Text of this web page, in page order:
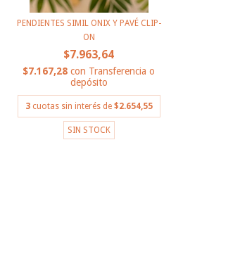
PENDIENTES SIMIL ONIX Y PAVÉ CLIP-
ON
$7.963,64
$7.167,28con Transferencia o
depósito
3 cuotas sin interés de $2.654,55
SIN STOCK